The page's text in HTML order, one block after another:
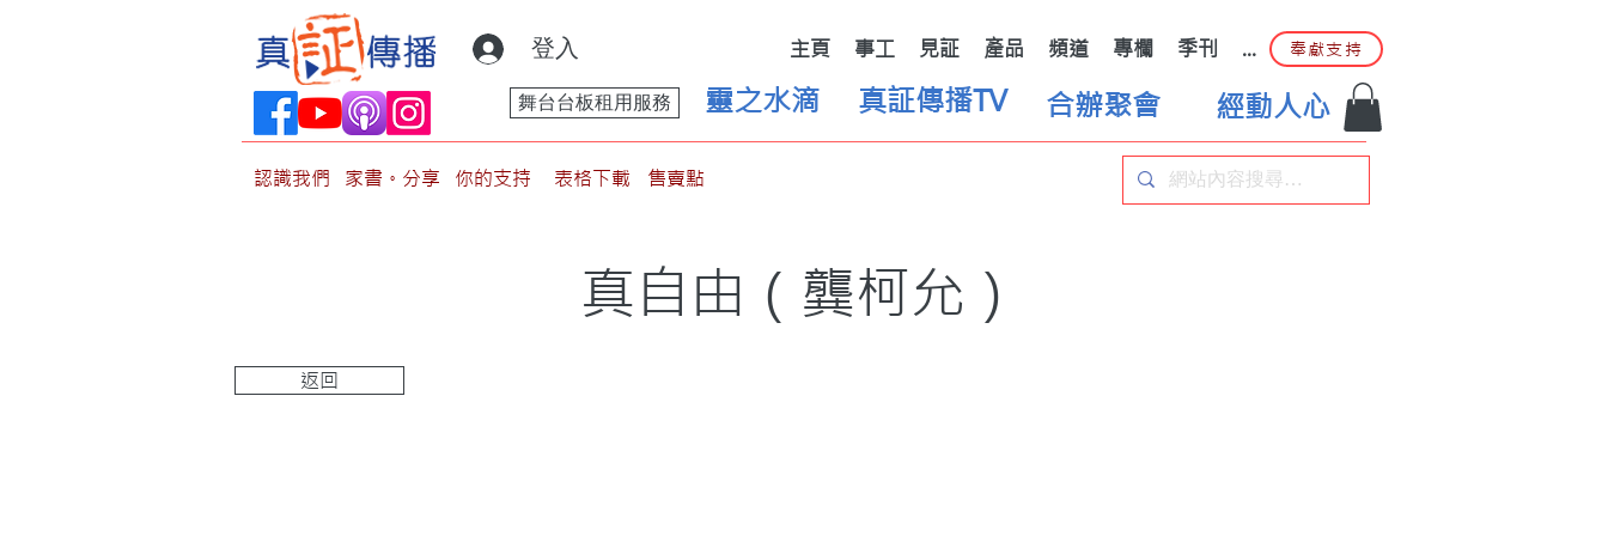
登入 主頁 事工 見証 產品 頻道 專欄 季刊 ... 奉獻支持
靈之水滴
舞台台板租用服務 真証傳播TV 合辦聚會 經動人心
認識我們 家書。分享 你的支持 表格下載 售賣點
真自由（龔柯允）
返回